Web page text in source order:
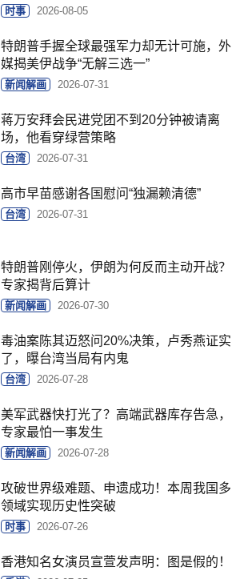
时事 2026-08-05
特朗普手握全球最强军力却无计可施，外
媒揭美伊战争“无解三选一”
新闻解画 2026-07-31
蒋万安拜会民进党团不到20分钟被请离
场，他看穿绿营策略
台湾 2026-07-31
高市早苗感谢各国慰问“独漏赖清德”
台湾 2026-07-31
特朗普刚停火，伊朗为何反而主动开战？
专家揭背后算计
新闻解画 2026-07-30
毒油案陈其迈怒问20%决策，卢秀燕证实
了，曝台湾当局有内鬼
台湾 2026-07-28
美军武器快打光了？高端武器库存告急，
专家最怕一事发生
新闻解画 2026-07-28
攻破世界级难题、申遗成功！本周我国多
领域实现历史性突破
时事 2026-07-26
香港知名女演员宣萱发声明：图是假的！